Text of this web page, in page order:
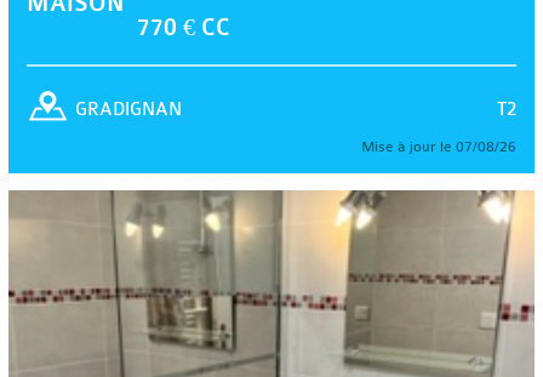
770 € CC
T2
GRADIGNAN
Mise à jour le 07/08/26